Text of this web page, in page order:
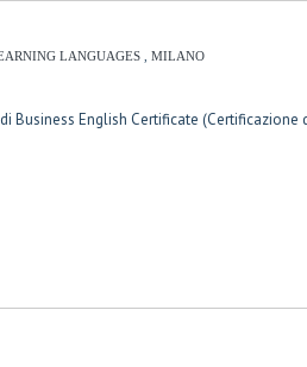
LANGUAGES MILANO
English Certificate (Certificazione